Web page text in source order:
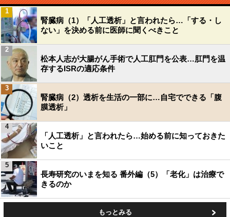
腎臓病（1）「人工透析」と言われたら…「する・し
ない」を決める前に医師に聞くべきこと
1
松本人志が大腸がん手術で人工肛門を公表…肛門を温
存するISRの適応条件
2
腎臓病（2）透析を生活の一部に…自宅でできる「腹
膜透析」
3
「人工透析」と言われたら…始める前に知っておきた
いこと
4
長寿研究のいまを知る 番外編（5）「老化」は治療で
きるのか
5
もっとみる